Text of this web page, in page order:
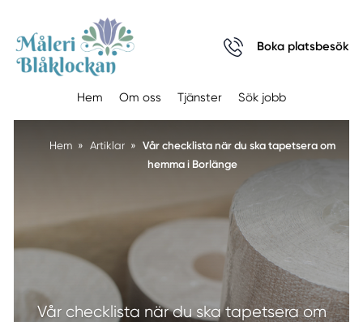
Boka platsbesök
Hem Om oss Tjänster Sök jobb
Hem » Artiklar » Vår checklista när du ska tapetsera om
hemma i Borlänge
Vår checklista när du ska tapetsera om